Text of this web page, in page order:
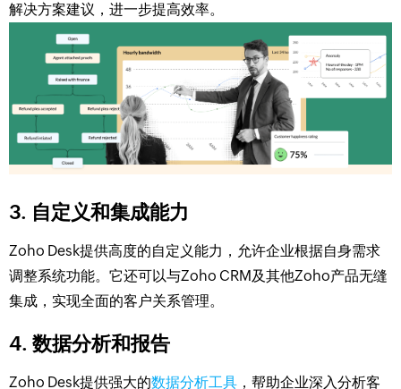
解决方案建议，进一步提高效率。
3. 自定义和集成能力
Zoho Desk提供高度的自定义能力，允许企业根据自身需求
调整系统功能。它还可以与Zoho CRM及其他Zoho产品无缝
集成，实现全面的客户关系管理。
4. 数据分析和报告
Zoho Desk提供强大的数据分析工具 ，帮助企业深入分析客